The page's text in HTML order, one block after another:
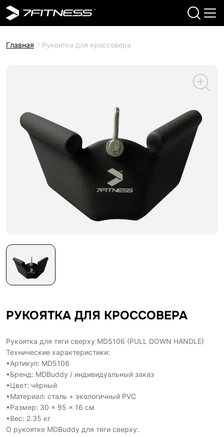
Главная Рукоятка для кроссовера
РУКОЯТКА ДЛЯ КРОССОВЕРА
Рукоятка для тяги сверху MD5106 (PULL DOWN HANDLE)
Технические характеристики:
•Артикул: MD5106
•Бренд: MDBuddy / индивидуальный заказ
•Цвет: чёрный
•Материал: сталь + экологичный PVC
•Размер: 30 × 95 × 16 см
•Вес: 2.35 кг
О рукоятке MDBuddy для тяги сверху: